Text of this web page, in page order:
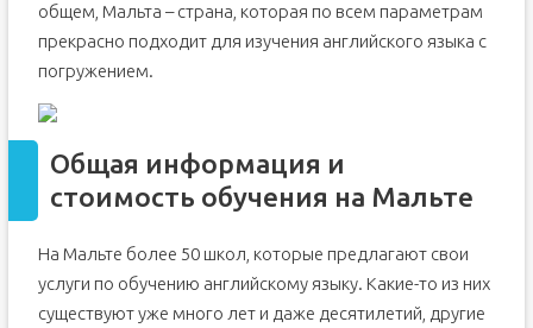
общем, Мальта – страна, которая по всем параметрам
прекрасно подходит для изучения английского языка с
погружением.
Общая информация и
стоимость обучения на Мальте
На Мальте более 50 школ, которые предлагают свои
услуги по обучению английскому языку. Какие-то из них
существуют уже много лет и даже десятилетий, другие